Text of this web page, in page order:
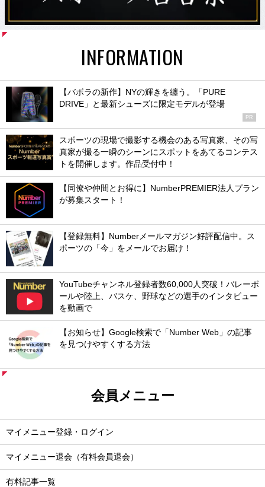
INFORMATION
【バボラの新作】NYの輝きを纏う。「PURE
DRIVE」と最新シューズに限定モデルが登場
PR
スポーツの現場で撮影する機会のある写真家、その写
真家が撮る一瞬のシーンにスポットをあてるコンテス
トを開催します。作品受付中！
【同僚や仲間とお得に】NumberPREMIER法人プラン
が募集スタート！
【登録無料】Numberメールマガジン好評配信中。ス
ポーツの「今」をメールでお届け！
YouTubeチャンネル登録者数60,000人突破！バレーボ
ールや陸上、バスケ、野球などの選手のインタビュー
を動画で
【お知らせ】Google検索で「Number Web」の記事
を見つけやすくする方法
会員メニュー
マイメニュー登録・ログイン
マイメニュー退会（有料会員退会）
有料記事一覧